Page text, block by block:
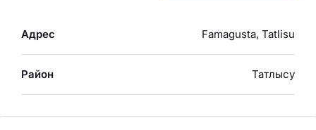
Адрес Famagusta, Tatlisu
Район Татлысу